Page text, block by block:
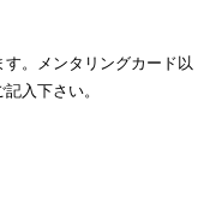
。メンタリングカード以
入下さい。